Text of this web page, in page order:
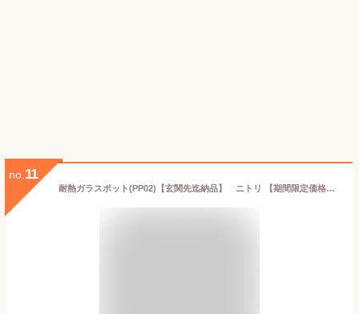
no. 11
耐熱ガラスポット(PP02)【玄関先迄納品】 ニトリ 【期間限定価格：4/6まで】 みんなの新生活応援キャンペーン